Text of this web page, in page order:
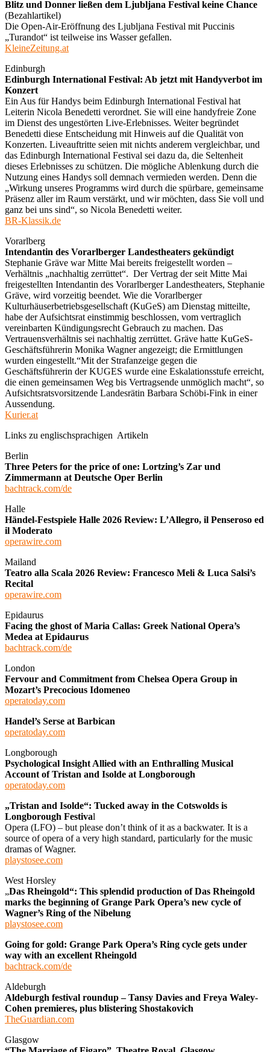
Blitz und Donner ließen dem Ljubljana Festival keine Chance
(Bezahlartikel)
Die Open-Air-Eröffnung des Ljubljana Festival mit Puccinis
„Turandot“ ist teilweise ins Wasser gefallen.
KleineZeitung.at
Edinburgh
Edinburgh International Festival: Ab jetzt mit Handyverbot im
Konzert
Ein Aus für Handys beim Edinburgh International Festival hat
Leiterin Nicola Benedetti verordnet. Sie will eine handyfreie Zone
im Dienst des ungestörten Live-Erlebnisses. Weiter begründet
Benedetti diese Entscheidung mit Hinweis auf die Qualität von
Konzerten. Liveauftritte seien mit nichts anderem vergleichbar, und
das Edinburgh International Festival sei dazu da, die Seltenheit
dieses Erlebnisses zu schützen. Die mögliche Ablenkung durch die
Nutzung eines Handys soll demnach vermieden werden. Denn die
„Wirkung unseres Programms wird durch die spürbare, gemeinsame
Präsenz aller im Raum verstärkt, und wir möchten, dass Sie voll und
ganz bei uns sind“, so Nicola Benedetti weiter.
BR-Klassik.de
Vorarlberg
Intendantin des Vorarlberger Landestheaters gekündigt
Stephanie Gräve war Mitte Mai bereits freigestellt worden –
Verhältnis „nachhaltig zerrüttet“. Der Vertrag der seit Mitte Mai
freigestellten Intendantin des Vorarlberger Landestheaters, Stephanie
Gräve, wird vorzeitig beendet. Wie die Vorarlberger
Kulturhäuserbetriebsgesellschaft (KuGeS) am Dienstag mitteilte,
habe der Aufsichtsrat einstimmig beschlossen, vom vertraglich
vereinbarten Kündigungsrecht Gebrauch zu machen. Das
Vertrauensverhältnis sei nachhaltig zerrüttet. Gräve hatte KuGeS-
Geschäftsführerin Monika Wagner angezeigt; die Ermittlungen
wurden eingestellt.“Mit der Strafanzeige gegen die
Geschäftsführerin der KUGES wurde eine Eskalationsstufe erreicht,
die einen gemeinsamen Weg bis Vertragsende unmöglich macht“, so
Aufsichtsratsvorsitzende Landesrätin Barbara Schöbi-Fink in einer
Aussendung.
Kurier.at
Links zu englischsprachigen Artikeln
Berlin
Three Peters for the price of one: Lortzing’s Zar und
Zimmermann at Deutsche Oper Berlin
bachtrack.com/de
Halle
Händel-Festspiele Halle 2026 Review: L’Allegro, il Penseroso ed
il Moderato
operawire.com
Mailand
Teatro alla Scala 2026 Review: Francesco Meli & Luca Salsi’s
Recital
operawire.com
Epidaurus
Facing the ghost of Maria Callas: Greek National Opera’s
Medea at Epidaurus
bachtrack.com/de
London
Fervour and Commitment from Chelsea Opera Group in
Mozart’s Precocious Idomeneo
operatoday.com
Handel’s Serse at Barbican
operatoday.com
Longborough
Psychological Insight Allied with an Enthralling Musical
Account of Tristan and Isolde at Longborough
operatoday.com
„Tristan and Isolde“: Tucked away in the Cotswolds is
Longborough Festival
Opera (LFO) – but please don’t think of it as a backwater. It is a
source of opera of a very high standard, particularly for the music
dramas of Wagner.
playstosee.com
West Horsley
„Das Rheingold“: This splendid production of Das Rheingold
marks the beginning of Grange Park Opera’s new cycle of
Wagner’s Ring of the Nibelung
playstosee.com
Going for gold: Grange Park Opera’s Ring cycle gets under
way with an excellent Rheingold
bachtrack.com/de
Aldeburgh
Aldeburgh festival roundup – Tansy Davies and Freya Waley-
Cohen premieres, plus blistering Shostakovich
TheGuardian.com
Glasgow